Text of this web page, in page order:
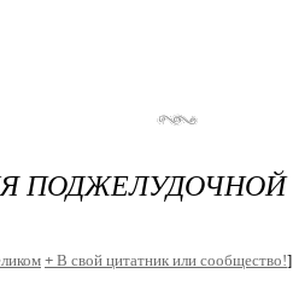
ПОДЖЕЛУДОЧНОЙ
+ В свой цитатник или сообщество!]